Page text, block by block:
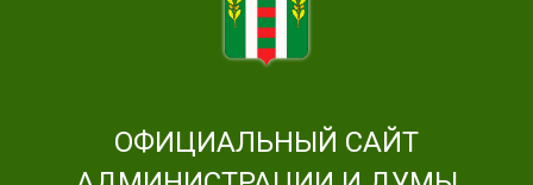
ОФИЦИАЛЬНЫЙ САЙТ